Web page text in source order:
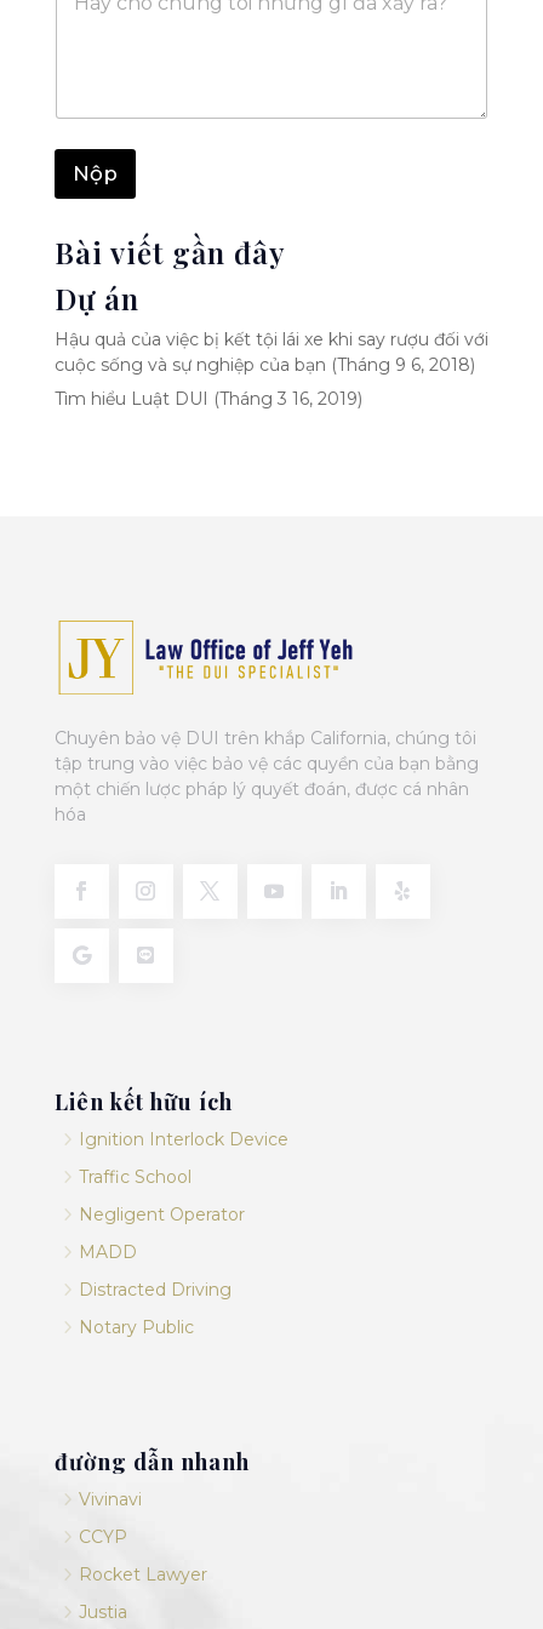
n
Nộp
Bài viết gần đây
Dự án
Hậu quả của việc bị kết tội lái xe khi say rượu đối với
cuộc sống và sự nghiệp của bạn (Tháng 9 6, 2018)
Tìm hiểu Luật DUI (Tháng 3 16, 2019)
Chuyên bảo vệ DUI trên khắp California, chúng tôi
tập trung vào việc bảo vệ các quyền của bạn bằng
một chiến lược pháp lý quyết đoán, được cá nhân
hóa
Liên kết hữu ích
5 Ignition Interlock Device
5 Traffic School
5 Negligent Operator
5 MADD
5 Distracted Driving
5 Notary Public
đường dẫn nhanh
5 Vivinavi
5 CCYP
5 Rocket Lawyer
5 Justia